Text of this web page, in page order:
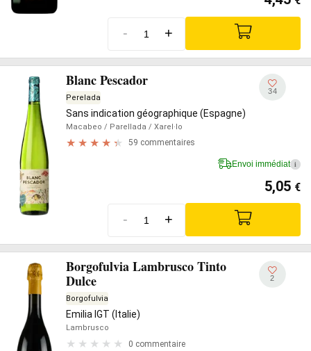
- +
Blanc Pescador
Perelada
Sans indication géographique (Espagne)
Macabeo / Parellada / Xarel·lo
59 commentaires
34
Envoi immédiat i
5,05 €
- +
Borgofulvia Lambrusco Tinto
Dulce
Borgofulvia
Emilia IGT (Italie)
Lambrusco
0 commentaire
2